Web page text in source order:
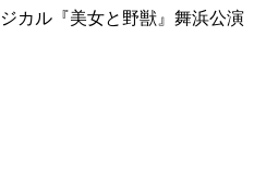
カル『美女と野獣』舞浜公演